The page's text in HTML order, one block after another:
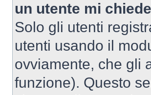
un utente mi
Solo gli utenti
utenti usando il
ovviamente, che gli
funzione). Questo